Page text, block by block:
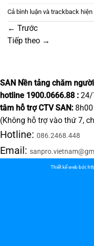
Cả bình luận và trackback
← Trước
Tiếp theo →
SAN Nền tảng chăm
hotline 1900.0666.88 :
tâm hỗ trợ CTV SAN:
(Không hỗ trợ vào thứ 7,
Hotline: 086.2468.448
Email:
Thiết kế web bởi: